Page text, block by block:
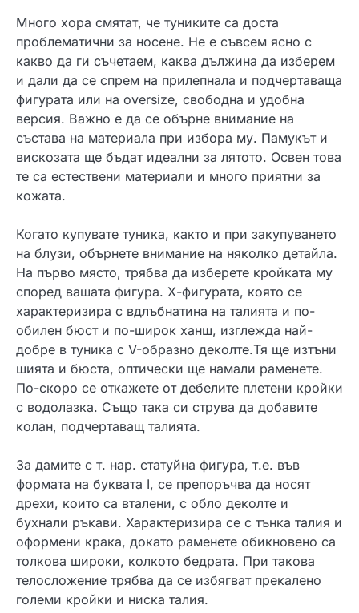
Много хора смятат, че туниките са доста
проблематични за носене. Не е съвсем ясно с
какво да ги съчетаем, каква дължина да изберем
и дали да се спрем на прилепнала и подчертаваща
фигурата или на oversize, свободна и удобна
версия. Важно е да се обърне внимание на
състава на материала при избора му. Памукът и
вискозата ще бъдат идеални за лятото. Освен това
те са естествени материали и много приятни за
кожата.
Когато купувате туника, както и при закупуването
на блузи, обърнете внимание на няколко детайла.
На първо място, трябва да изберете кройката му
според вашата фигура. Х-фигурата, която се
характеризира с вдлъбнатина на талията и по-
обилен бюст и по-широк ханш, изглежда най-
добре в туника с V-образно деколте.Тя ще изтъни
шията и бюста, оптически ще намали раменете.
По-скоро се откажете от дебелите плетени кройки
с водолазка. Също така си струва да добавите
колан, подчертаващ талията.
За дамите с т. нар. статуйна фигура, т.е. във
формата на буквата I, се препоръчва да носят
дрехи, които са вталени, с обло деколте и
бухнали ръкави. Характеризира се с тънка талия и
оформени крака, докато раменете обикновено са
толкова широки, колкото бедрата. При такова
телосложение трябва да се избягват прекалено
големи кройки и ниска талия.